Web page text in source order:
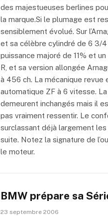
des majestueuses berlines
la marque.Si le plumage est
sensiblement évolué. Sur
et sa célèbre cylindré de 6 3/
puissance majoré de 11% et
R, et sa version allongée
à 456 ch. La mécanique revue
automatique ZF à 6 vitesse.
demeurent inchangés mais il
pas vraiment ressentir. Le
surclassant déjà largement
suite. Notez la signature de
le moteur.
BMW prépare sa
23 septembre 2006